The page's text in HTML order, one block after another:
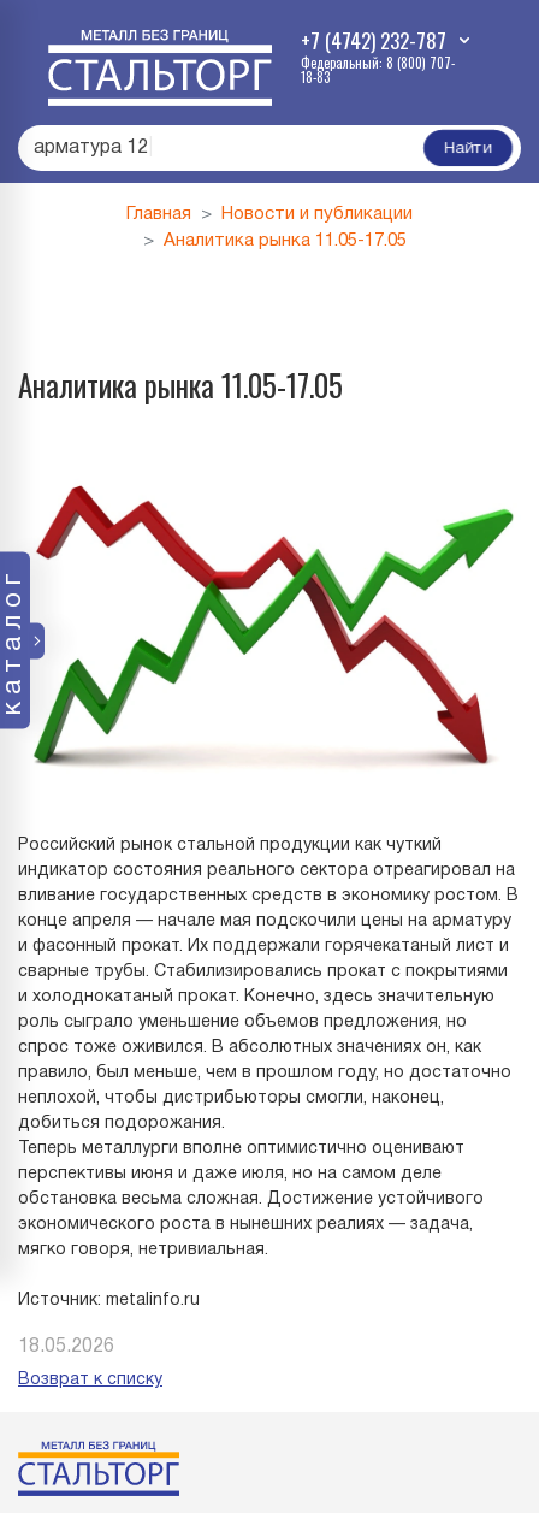
+7 (4742) 232-787
Федеральный: 8 (800) 707-
18-83
арматура 12 Найти
каталог
Главная
Новости и публикации
Аналитика рынка 11.05-17.05
Аналитика рынка 11.05-17.05
Российский рынок стальной продукции как чуткий
индикатор состояния реального сектора отреагировал на
вливание государственных средств в экономику ростом. В
конце апреля — начале мая подскочили цены на арматуру
и фасонный прокат. Их поддержали горячекатаный лист и
сварные трубы. Стабилизировались прокат с покрытиями
и холоднокатаный прокат. Конечно, здесь значительную
роль сыграло уменьшение объемов предложения, но
спрос тоже оживился. В абсолютных значениях он, как
правило, был меньше, чем в прошлом году, но достаточно
неплохой, чтобы дистрибьюторы смогли, наконец,
добиться подорожания.
Теперь металлурги вполне оптимистично оценивают
перспективы июня и даже июля, но на самом деле
обстановка весьма сложная. Достижение устойчивого
экономического роста в нынешних реалиях — задача,
мягко говоря, нетривиальная.
Источник: metalinfo.ru
18.05.2026
Возврат к списку